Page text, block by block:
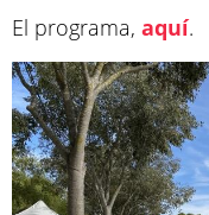
El programa, aquí.